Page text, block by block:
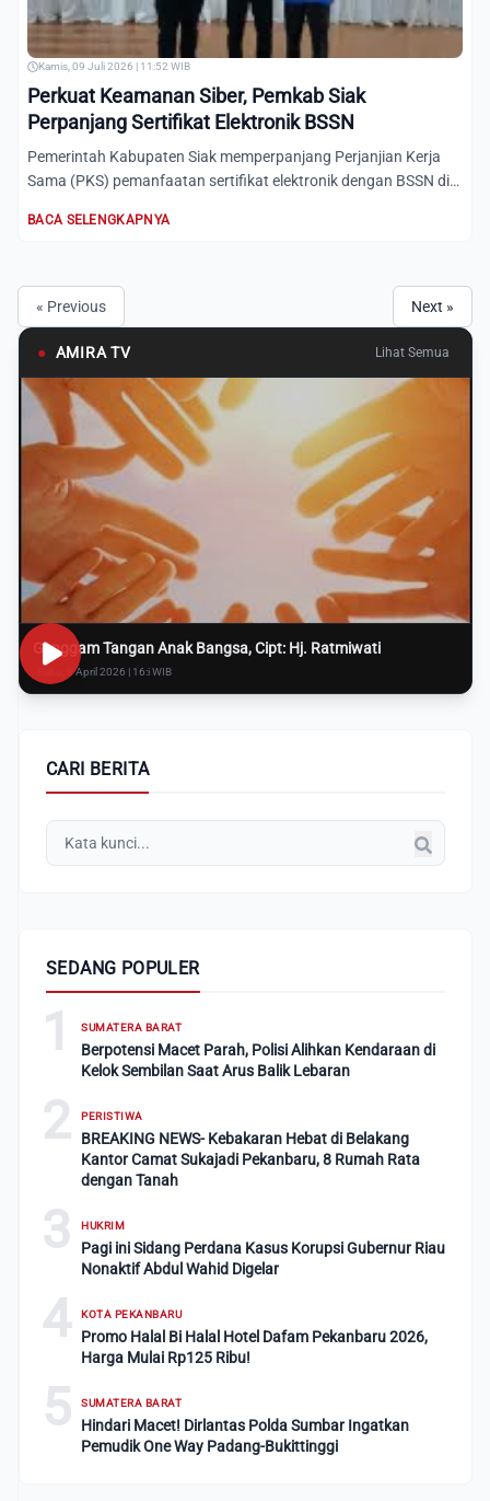
Kamis, 09 Juli 2026 | 11:52 WIB
Perkuat Keamanan Siber, Pemkab Siak
Perpanjang Sertifikat Elektronik BSSN
Pemerintah Kabupaten Siak memperpanjang Perjanjian Kerja
Sama (PKS) pemanfaatan sertifikat elektronik dengan BSSN di
BACA SELENGKAPNYA
« Previous Next »
● AMIRA TV Lihat Semua
Genggam Tangan Anak Bangsa, Cipt: Hj. Ratmiwati
Rabu, 8 April 2026 | 16:i WIB
CARI BERITA
SEDANG POPULER
1 SUMATERA BARAT
Berpotensi Macet Parah, Polisi Alihkan Kendaraan di
Kelok Sembilan Saat Arus Balik Lebaran
2 PERISTIWA
BREAKING NEWS- Kebakaran Hebat di Belakang
Kantor Camat Sukajadi Pekanbaru, 8 Rumah Rata
dengan Tanah
3 HUKRIM
Pagi ini Sidang Perdana Kasus Korupsi Gubernur Riau
Nonaktif Abdul Wahid Digelar
4 KOTA PEKANBARU
Promo Halal Bi Halal Hotel Dafam Pekanbaru 2026,
Harga Mulai Rp125 Ribu!
5 SUMATERA BARAT
Hindari Macet! Dirlantas Polda Sumbar Ingatkan
Pemudik One Way Padang-Bukittinggi